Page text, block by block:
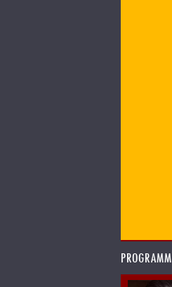
PROGRAMM